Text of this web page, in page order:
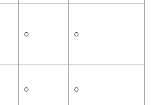
○ ○
○ ○